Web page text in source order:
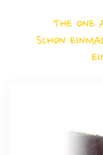
THE ONE
SCHON